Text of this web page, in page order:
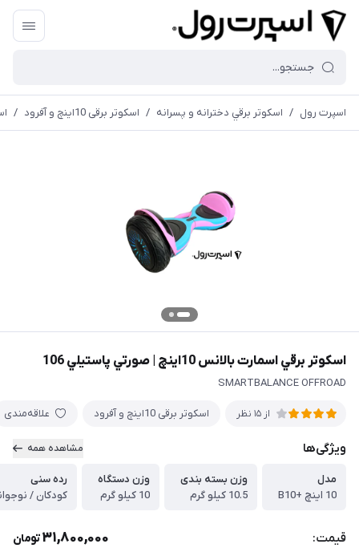
اسپرت رول / اسكوتر برقي دخترانه و پسرانه / اسكوتر برقی 10اينچ و آفرود /
اسكوتر برقي اسمارت بالانس 10اينچ | صورتي پاستيلي 106
SMARTBALANCE OFFROAD
از 15 نظر اسكوتر برقی 10اينچ و آفرود علاقه‌مندی
ویژگی‌ها مشاهده همه
مدل
10 اینچ +B10
وزن بسته بندی
10.5 کیلو گرم
وزن دستگاه
10 کیلو گرم
رده سنی
کودکان /
قیمت: 31,800,000تومان